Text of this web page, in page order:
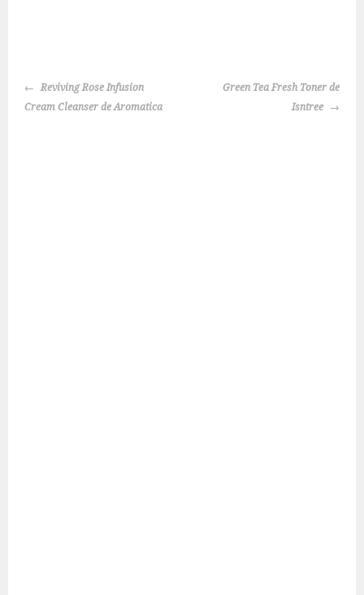
NAVEGACIÓN
DE
Reviving Rose Infusion
Cream Cleanser de Aromatica
Green Tea Fresh Toner de
Isntree